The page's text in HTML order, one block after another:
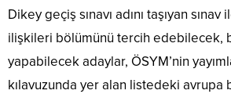
Dikey geçiş sınavı adını taşıyan
ilişkileri bölümünü tercih edebilecek,
yapabilecek adaylar, ÖSYM’nin
kılavuzunda yer alan listedeki